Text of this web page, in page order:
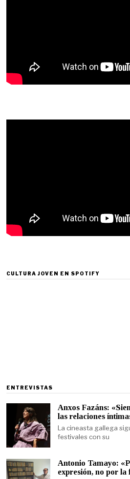
CULTURA JOVEN EN SPOTIFY
ENTREVISTAS
Anxos Fazáns:
las relaciones
La cineasta gallega
festivales con su
Antonio Tamayo:
expresión, no por la